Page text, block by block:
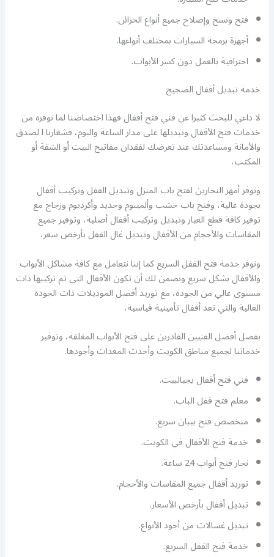
فتح ونسخ وإصلاح جميع أنواع الخزائن.
أجهزة برمجة السيارات بمختلف أنواعها.
احترافية بالعمل دون كسر الأبواب.
خدمة تبديل أقفال الضجيج
لا داعي للبحث كثيرا عن فني فتح أقفال فهذا اختصاصنا لما نوفره من
خدمات فتح الأقفال وتبديلها على مدار الساعة واليوم، فشعارنا ا لصدق
والأمانة ومساعدتك عند تعرضك لفقدان مفاتيح البيت أو الشقة أو
المكتب،
ونوفر أمهر النجارين لفتح باب المنزل وتبديل القفل وتركيب أقفال
بجودة عالية، وفتح باب خشب وألمينوم وحديد وأكرديوم وزجاج مع
توفير كافة قطع الغيار وتبديل وتركيب أقفال أصلية، وتوفير جميع
المقاسات والأحجام من الأقفال وتبديل غال القفل بأرخص سعر،
ونوفر خدمة فتح القفل السريع كما إننا نتعامل مع كافة مشاكل الأبواب
والأقفال بشكل سريع ونضمن لك أن تكون الأقفال التي تم تركيبها ذات
مستوى عالي من الجودة، مع توريد أفضل الموديلات ذات الجودة
العالية والتي تعد أقفال تأمينية قياسية،
بفضل أفضل الفنيين القادرين على فتح الأبواب المغلقة، وتوفير
خدماتنا لجميع مناطق الكويت وأحدث المعدات وأجودها.
فني فتح أقفال يجيالبيت.
معلم فتح قفل الباب.
متخصص فتح بيبان سريع.
خدمة فتح الأقفال في الكويت.
نجار فتح أبواب 24 ساعة.
توريد أقفال جميع المقاسات والأحجام.
تبديل أقفال بأرخص الأسعار.
تبديل غسالات من أجود الأنواع.
خدمة فتح القفل السريع.